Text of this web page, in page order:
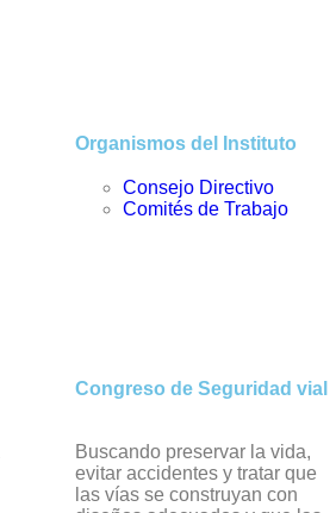
Organismos del Instituto
Consejo Directivo
Comités de Trabajo
Congreso de Seguridad vial
Buscando preservar la vida,
evitar accidentes y tratar que
las vías se construyan con